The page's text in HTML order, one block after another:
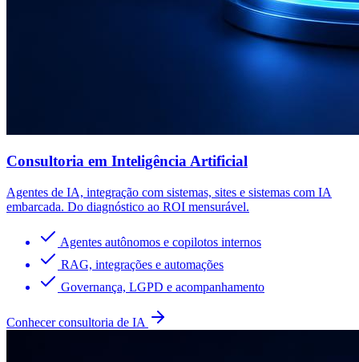
Consultoria em Inteligência Artificial
Agentes de IA, integração com sistemas, sites e sistemas com IA
embarcada. Do diagnóstico ao ROI mensurável.
Agentes autônomos e copilotos internos
RAG, integrações e automações
Governança, LGPD e acompanhamento
Conhecer consultoria de IA